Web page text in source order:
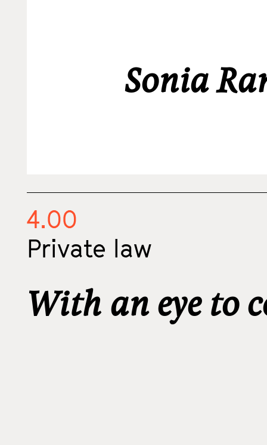
Sonia
4.00
Private law
With an eye to